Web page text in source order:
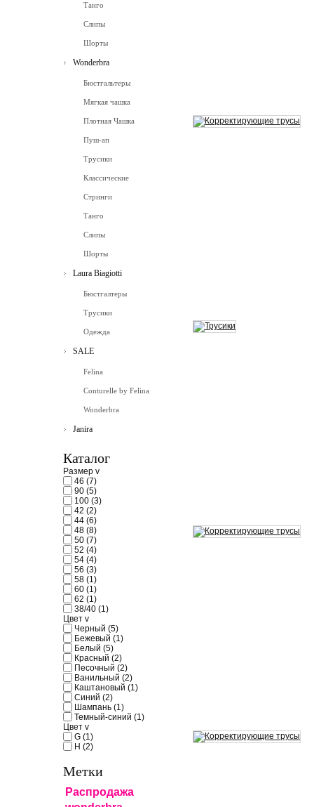
Танго
Слипы
Шорты
Wonderbra
Бюстгальтеры
Мягкая чашка
Плотная Чашка
Пуш-ап
Трусики
Классические
Стринги
Танго
Слипы
Шорты
Laura Biagiotti
Бюстгалтеры
Трусики
Одежда
SALE
Felina
Conturelle by Felina
Wonderbra
Janira
Каталог
Размер v
46 (7)
90 (5)
100 (3)
42 (2)
44 (6)
48 (8)
50 (7)
52 (4)
54 (4)
56 (3)
58 (1)
60 (1)
62 (1)
38/40 (1)
Цвет v
Черный (5)
Бежевый (1)
Белый (5)
Красный (2)
Песочный (2)
Ванильный (2)
Каштановый (1)
Синий (2)
Шампань (1)
Темный-синий (1)
Цвет v
G (1)
H (2)
Метки
Распродажа